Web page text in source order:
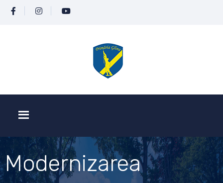
Modernizarea